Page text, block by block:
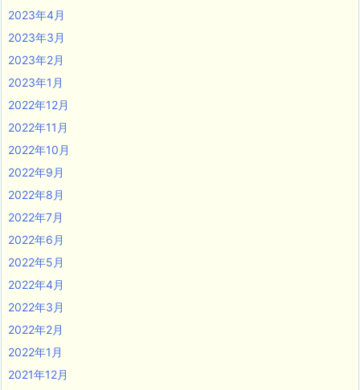
2023年4月
2023年3月
2023年2月
2023年1月
2022年12月
2022年11月
2022年10月
2022年9月
2022年8月
2022年7月
2022年6月
2022年5月
2022年4月
2022年3月
2022年2月
2022年1月
2021年12月